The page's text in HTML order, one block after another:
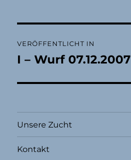
VERÖFFENTLICHT IN
I – Wurf 07.12.2007
Unsere Zucht
Kontakt